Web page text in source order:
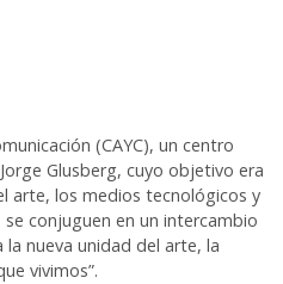
(CAYC), un centro
Glusberg, cuyo objetivo era
arte, los medios tecnológicos y
conjuguen en un intercambio
nueva unidad del arte, la
vivimos”.